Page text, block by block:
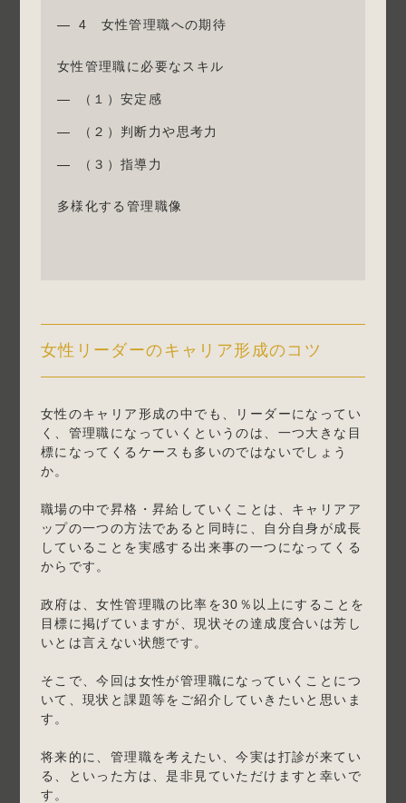
4 女性管理職への期待
女性管理職に必要なスキル
（１）安定感
（２）判断力や思考力
（３）指導力
多様化する管理職像
女性リーダーのキャリア形成のコツ
女性のキャリア形成の中でも、リーダーになってい
く、管理職になっていくというのは、一つ大きな目
標になってくるケースも多いのではないでしょう
か。
職場の中で昇格・昇給していくことは、キャリアア
ップの一つの方法であると同時に、自分自身が成長
していることを実感する出来事の一つになってくる
からです。
政府は、女性管理職の比率を30％以上にすることを
目標に掲げていますが、現状その達成度合いは芳し
いとは言えない状態です。
そこで、今回は女性が管理職になっていくことにつ
いて、現状と課題等をご紹介していきたいと思いま
す。
将来的に、管理職を考えたい、今実は打診が来てい
る、といった方は、是非見ていただけますと幸いで
す。